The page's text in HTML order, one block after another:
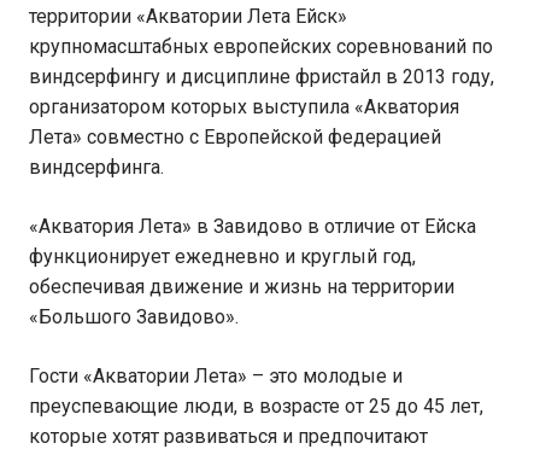
территории «Акватории Лета Ейск»
крупномасштабных европейских соревнований по
виндсерфингу и дисциплине фристайл в 2013 году,
организатором которых выступила «Акватория
Лета» совместно с Европейской федерацией
виндсерфинга.
«Акватория Лета» в Завидово в отличие от Ейска
функционирует ежедневно и круглый год,
обеспечивая движение и жизнь на территории
«Большого Завидово».
Гости «Акватории Лета» – это молодые и
преуспевающие люди, в возрасте от 25 до 45 лет,
которые хотят развиваться и предпочитают